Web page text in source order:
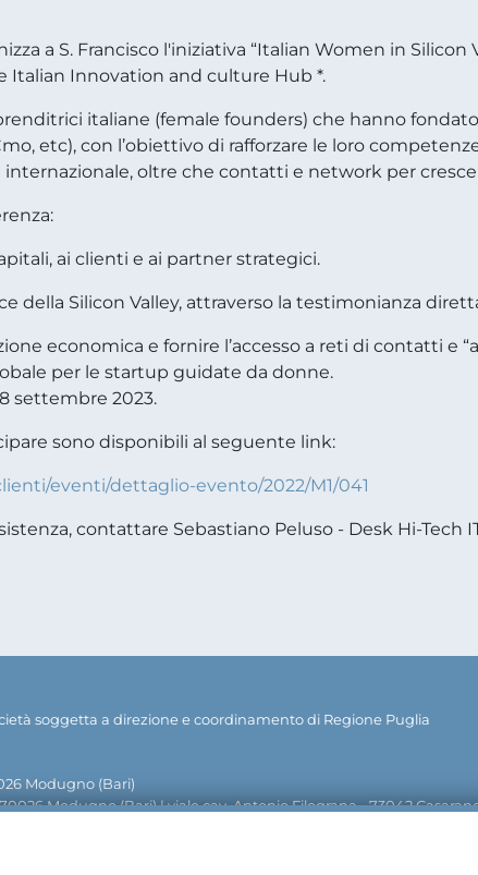
a S. Francisco l'iniziativa “Italian Women in Silicon
Italian Innovation and culture Hub *.
italiane (female founders) che hanno
etc), con l’obiettivo di rafforzare le loro
oltre che contatti e network per
ai clienti e ai partner strategici.
della Silicon Valley, attraverso la testimonianza
economica e fornire l’accesso a reti di contatti e
per le startup guidate da donne.
settembre 2023.
sono disponibili al seguente link:
eventi/dettaglio-evento/2022/M1/041
contattare Sebastiano Peluso - Desk Hi-Tech
soggetta a direzione e coordinamento di Regione Puglia
Modugno (Bari)
Modugno (Bari) | viale cav. Antonio Filograna - 73042